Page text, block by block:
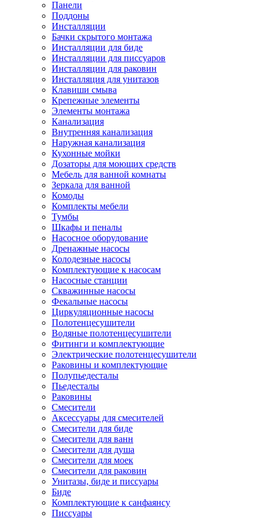
Панели
Поддоны
Инсталляции
Бачки скрытого монтажа
Инсталляции для биде
Инсталляции для писсуаров
Инсталляции для раковин
Инсталляция для унитазов
Клавиши смыва
Крепежные элементы
Элементы монтажа
Канализация
Внутренняя канализация
Наружная канализация
Кухонные мойки
Дозаторы для моющих средств
Мебель для ванной комнаты
Зеркала для ванной
Комоды
Комплекты мебели
Тумбы
Шкафы и пеналы
Насосное оборудование
Дренажные насосы
Колодезные насосы
Комплектующие к насосам
Насосные станции
Скважинные насосы
Фекальные насосы
Циркуляционные насосы
Полотенцесушители
Водяные полотенцесушители
Фитинги и комплектующие
Электрические полотенцесушители
Раковины и комплектующие
Полупьедесталы
Пьедесталы
Раковины
Смесители
Аксессуары для смесителей
Смесители для биде
Смесители для ванн
Смесители для душа
Смесители для моек
Смесители для раковин
Унитазы, биде и писсуары
Биде
Комплектующие к санфаянсу
Писсуары